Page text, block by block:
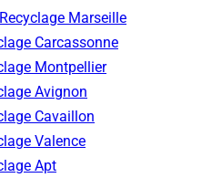
Marseille
Carcassonne
Montpellier
Avignon
Cavaillon
Valence
Apt